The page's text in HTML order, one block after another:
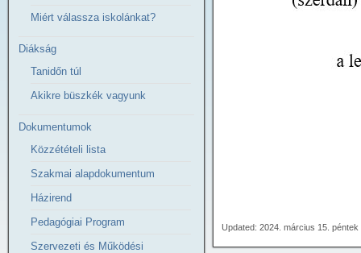
Updated: 2024. március 15.
Miért válassza iskolánkat?
Diákság
Tanidőn túl
Akikre büszkék vagyunk
Dokumentumok
Közzétételi lista
Szakmai alapdokumentum
Házirend
Pedagógiai Program
Szervezeti és Működési